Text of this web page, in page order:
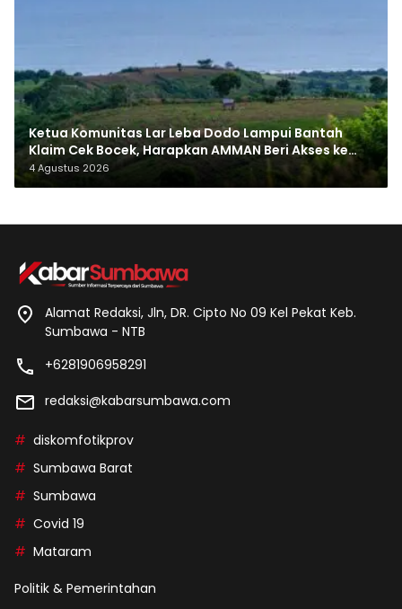
Ketua Komunitas Lar Leba Dodo Lampui Bantah
Klaim Cek Bocek, Harapkan AMMAN Beri Akses ke
Makam Leluhur
4 Agustus 2026
Alamat Redaksi, Jln, DR. Cipto No 09 Kel Pekat Keb.
Sumbawa - NTB
+6281906958291
redaksi@kabarsumbawa.com
diskomfotikprov
Sumbawa Barat
Sumbawa
Covid 19
Mataram
Politik & Pemerintahan